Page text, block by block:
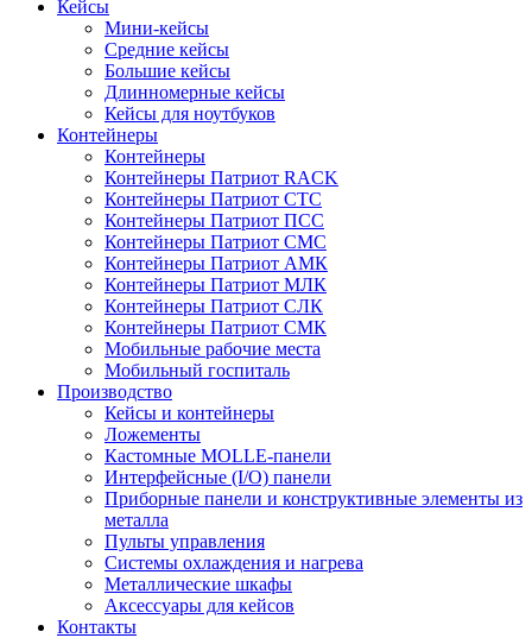
Кейсы
Мини-кейсы
Средние кейсы
Большие кейсы
Длинномерные кейсы
Кейсы для ноутбуков
Контейнеры
Контейнеры
Контейнеры Патриот RACK
Контейнеры Патриот СТС
Контейнеры Патриот ПСС
Контейнеры Патриот СМС
Контейнеры Патриот АМК
Контейнеры Патриот МЛК
Контейнеры Патриот СЛК
Контейнеры Патриот СМК
Мобильные рабочие места
Мобильный госпиталь
Производство
Кейсы и контейнеры
Ложементы
Кастомные MOLLE-панели
Интерфейсные (I/O) панели
Приборные панели и конструктивные элементы из
металла
Пульты управления
Системы охлаждения и нагрева
Металлические шкафы
Аксессуары для кейсов
Контакты